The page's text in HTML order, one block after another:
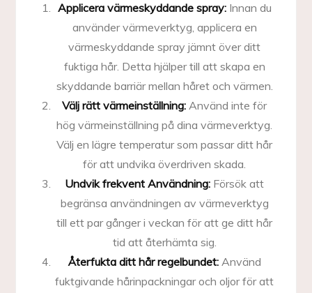
Applicera värmeskyddande spray:Innan du
använder värmeverktyg, applicera en
värmeskyddande spray jämnt över ditt
fuktiga hår. Detta hjälper till att skapa en
skyddande barriär mellan håret och värmen.
Välj rätt värmeinställning: Använd inte för
hög värmeinställning på dina värmeverktyg.
Välj en lägre temperatur som passar ditt hår
för att undvika överdriven skada.
Undvik frekvent Användning: Försök att
begränsa användningen av värmeverktyg
till ett par gånger i veckan för att ge ditt hår
tid att återhämta sig.
Återfukta ditt hår regelbundet:Använd
fuktgivande hårinpackningar och oljor för att